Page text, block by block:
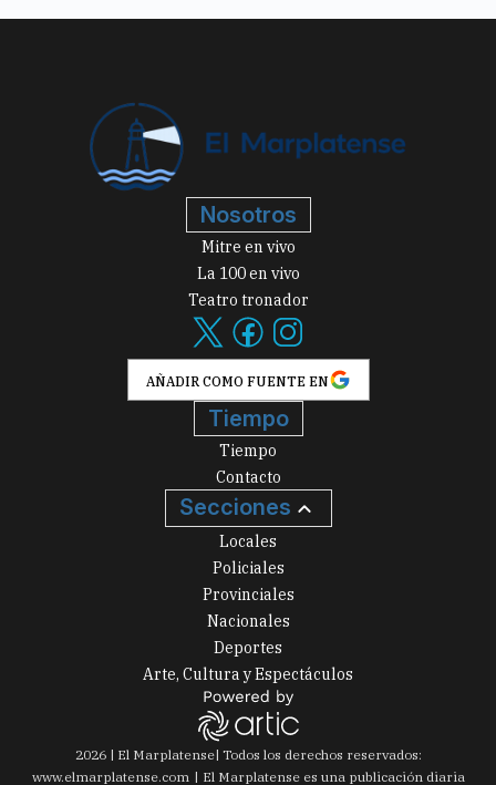
Nosotros
Mitre en vivo
La 100 en vivo
Teatro tronador
AÑADIR COMO FUENTE EN
Tiempo
Tiempo
Contacto
Secciones
Locales
Policiales
Provinciales
Nacionales
Deportes
Arte, Cultura y Espectáculos
2026| El Marplatense| Todos los derechos reservados:
www.elmarplatense.com El Marplatense es una publicación diaria